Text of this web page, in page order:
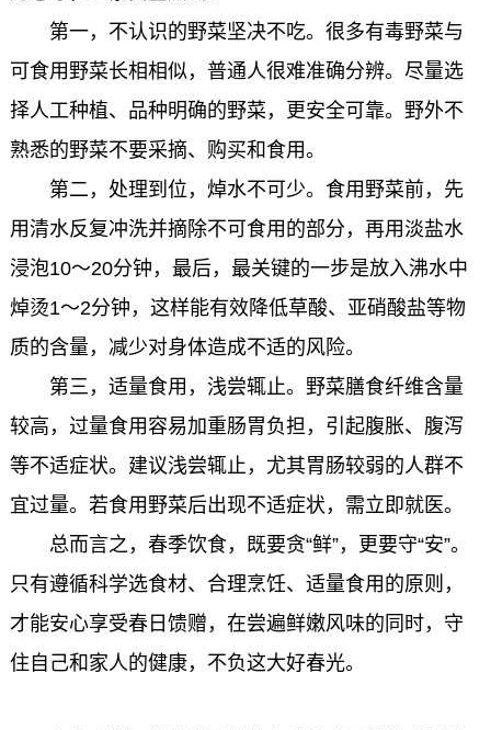
第一，不认识的野菜坚决不吃。很多有毒野菜与
可食用野菜长相相似，普通人很难准确分辨。尽量选
择人工种植、品种明确的野菜，更安全可靠。野外不
熟悉的野菜不要采摘、购买和食用。
第二，处理到位，焯水不可少。食用野菜前，先
用清水反复冲洗并摘除不可食用的部分，再用淡盐水
浸泡10～20分钟，最后，最关键的一步是放入沸水中
焯烫1～2分钟，这样能有效降低草酸、亚硝酸盐等物
质的含量，减少对身体造成不适的风险。
第三，适量食用，浅尝辄止。野菜膳食纤维含量
较高，过量食用容易加重肠胃负担，引起腹胀、腹泻
等不适症状。建议浅尝辄止，尤其胃肠较弱的人群不
宜过量。若食用野菜后出现不适症状，需立即就医。
总而言之，春季饮食，既要贪“鲜”，更要守“安”。
只有遵循科学选食材、合理烹饪、适量食用的原则，
才能安心享受春日馈赠，在尝遍鲜嫩风味的同时，守
住自己和家人的健康，不负这大好春光。